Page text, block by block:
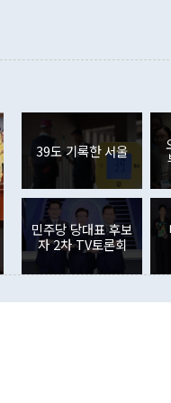
선의대로 하는 게 과연 한
보고 사후 브리핑에서
시아 블라디보스토크에
차원에서 (참석을) 검토하
은 외교부의 몫"이라며 "
장관이 이날 소개한 대
점에서 문제가 있다. 특히
원, 4자회담 추진 등은 통
지적이 나오고 있다. 이
업무보고에 발표했다고
소식통은 "정 장관의 발언
결정된 사안이 아닌 정 장
장관이 정부의 공식 정책
령의 면전에서 '국군통수
만 지식재산권사용료수지
다. 본원소득수지는 배당
입이 늘어난 데다 전월
3월(369억9000만달러)
투자가 80억1000만달러
했다. 증권투자에서는 외
내 주식 투자는 차익실현
전월(-310억5000만달러
. 외국인의 국내 채권투자
만기도래 영향으로 증가
인의 해외 증권투자는 주
39도 기록한 서울
민주당 당대표 후보
자 2차 TV토론회